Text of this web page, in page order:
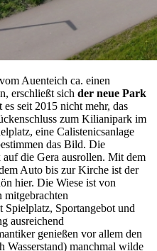
Auenteich ca. einen
erschließt sich der neue Park
es seit 2015 nicht mehr, das
zum Kilianipark im
eine Calistenicsanlage
das Bild. Die
die Gera ausrollen. Mit dem
Auto bis zur Kirche ist der
hier. Die Wiese ist von
mitgebrachten
Sportangebot und
ausreichend
genießen vor allem den
Wasserstand) manchmal wilde